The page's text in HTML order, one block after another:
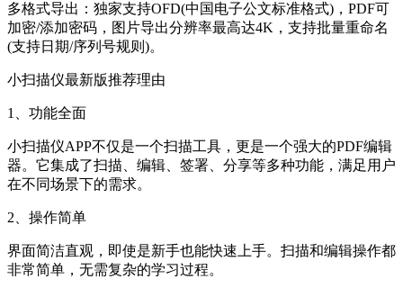
多格式导出：独家支持OFD(中国电子公文标准格式)，PDF可
加密/添加密码，图片导出分辨率最高达4K，支持批量重命名
(支持日期/序列号规则)。
小扫描仪最新版推荐理由
1、功能全面
小扫描仪APP不仅是一个扫描工具，更是一个强大的PDF编辑
器。它集成了扫描、编辑、签署、分享等多种功能，满足用户
在不同场景下的需求。
2、操作简单
界面简洁直观，即使是新手也能快速上手。扫描和编辑操作都
非常简单，无需复杂的学习过程。